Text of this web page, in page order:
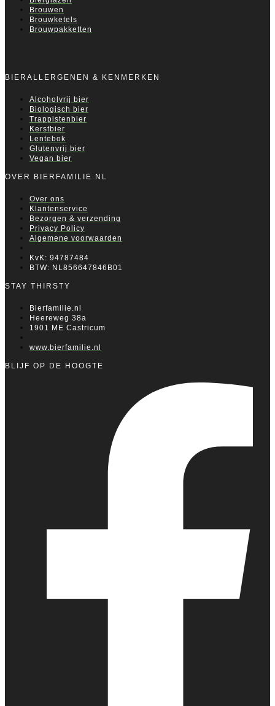
Brouwen
Brouwketels
Brouwpakketten
BIERALLERGENEN & KENMERKEN
Alcoholvrij bier
Biologisch bier
Trappistenbier
Kerstbier
Lentebok
Glutenvrij bier
Vegan bier
OVER BIERFAMILIE.NL
Over ons
Klantenservice
Bezorgen & verzending
Privacy Policy
Algemene voorwaarden
KvK: 94787484
BTW: NL856647846B01
STAY THIRSTY
Bierfamilie.nl
Heereweg 38a
1901 ME Castricum
www.bierfamilie.nl
BLIJF OP DE HOOGTE